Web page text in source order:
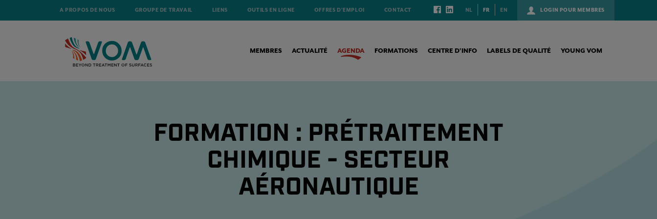
A PROPOS DE NOUS GROUPE DE TRAVAIL LIENS OUTILS EN LIGNE OFFRES D'EMPLOI CONTACT LOGIN POUR MEMBRES
NL FR EN
MEMBRES ACTUALITÉ AGENDA FORMATIONS CENTRE D’INFO LABELS DE QUALITÉ YOUNG VOM
FORMATION : PRÉTRAITEMENT
CHIMIQUE - SECTEUR
AÉRONAUTIQUE